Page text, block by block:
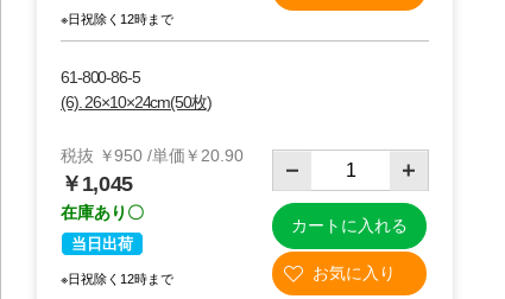
※日祝除く12時まで
61-800-86-5
(6). 26×10×24cm(50枚)
税抜 ￥950 /単価￥20.90
￥1,045
在庫あり〇
当日出荷
※日祝除く12時まで
カートに入れる